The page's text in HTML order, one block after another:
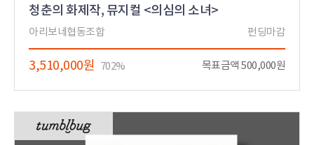
청춘의 화제작, 뮤지컬 <의심의 소녀>
아리보네협동조합 펀딩마감
3,510,000원 702% 목표금액 500,000원